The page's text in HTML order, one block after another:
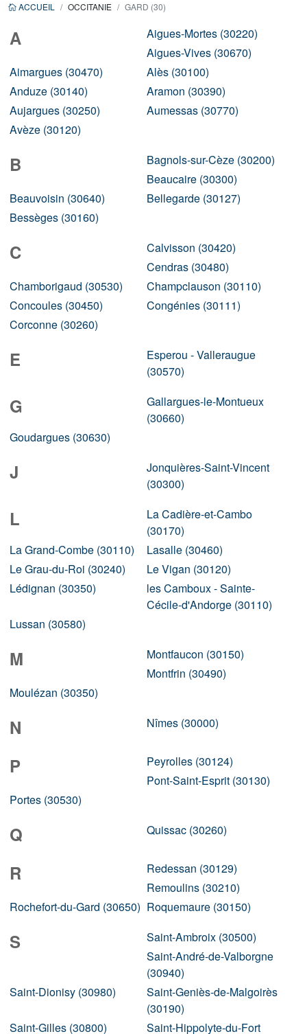
ACCUEIL OCCITANIE GARD (30)
A
Aigues-Mortes (30220)
Aigues-Vives (30670)
Aimargues (30470)
Alès (30100)
Anduze (30140)
Aramon (30390)
Aujargues (30250)
Aumessas (30770)
Avèze (30120)
B
Bagnols-sur-Cèze (30200)
Beaucaire (30300)
Beauvoisin (30640)
Bellegarde (30127)
Bessèges (30160)
C
Calvisson (30420)
Cendras (30480)
Chamborigaud (30530)
Champclauson (30110)
Concoules (30450)
Congénies (30111)
Corconne (30260)
E
Esperou - Valleraugue
(30570)
G
Gallargues-le-Montueux
(30660)
Goudargues (30630)
J
Jonquières-Saint-Vincent
(30300)
L
La Cadière-et-Cambo
(30170)
La Grand-Combe (30110)
Lasalle (30460)
Le Grau-du-Roi (30240)
Le Vigan (30120)
Lédignan (30350)
les Camboux - Sainte-
Cécile-d'Andorge (30110)
Lussan (30580)
M
Montfaucon (30150)
Montfrin (30490)
Moulézan (30350)
N Nîmes (30000)
P
Peyrolles (30124)
Pont-Saint-Esprit (30130)
Portes (30530)
Q Quissac (30260)
R
Redessan (30129)
Remoulins (30210)
Rochefort-du-Gard (30650) Roquemaure (30150)
S
Saint-Ambroix (30500)
Saint-André-de-Valborgne
(30940)
Saint-Dionisy (30980)
Saint-Geniès-de-Malgoirès
(30190)
Saint-Gilles (30800)
Saint-Hippolyte-du-Fort